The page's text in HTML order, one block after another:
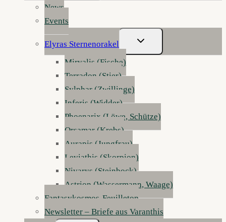
News
Events
Elyras Sternenorakel
Untermenü
Umschalten
Mirvalis (Fische)
Terradon (Stier)
Sylphar (Zwillinge)
Inferis (Widder)
Phoenarix (Löwe, Schütze)
Orsamar (Krebs)
Aurapis (Jungfrau)
Leviathis (Skorpion)
Nivarys (Steinbock)
Astrion (Wassermann, Waage)
Fantasykosmos-Feuilleton
Newsletter – Briefe aus Varanthis